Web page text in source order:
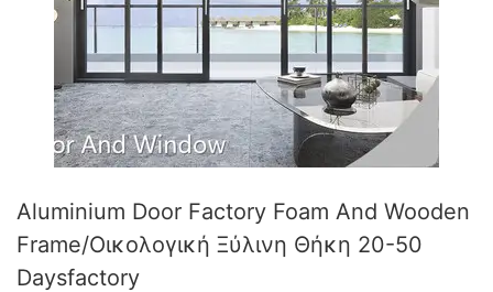
Aluminium Door Factory Foam And Wooden
Frame/Οικολογική Ξύλινη Θήκη 20-50
Daysfactory